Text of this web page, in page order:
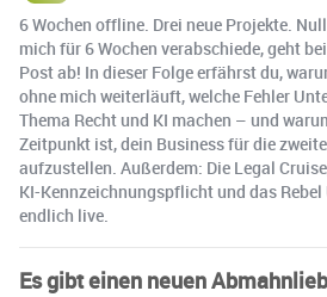
6 Wochen offline. Drei neue Projekte.
mich für 6 Wochen verabschiede, geht
Post ab! In dieser Folge erfährst du,
ohne mich weiterläuft, welche Fehler
Thema Recht und KI machen – und
Zeitpunkt ist, dein Business für die
aufzustellen. Außerdem: Die Legal
KI-Kennzeichnungspflicht und das
endlich live.
Es gibt einen neuen